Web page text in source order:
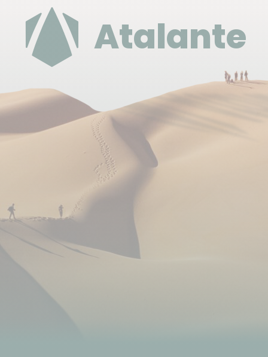
Atalante